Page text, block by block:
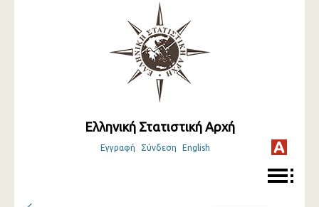
Ελληνική Στατιστική Αρχή
Εγγραφή Σύνδεση English